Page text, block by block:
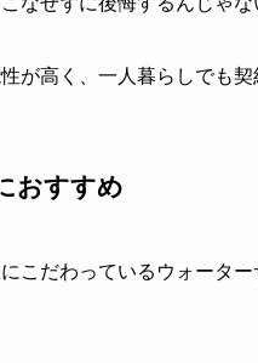
が高く、一人暮らしでも契
おすすめ
こだわっているウォータ